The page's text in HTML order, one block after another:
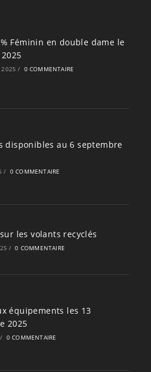
Féminin en double dame le
2025 / 0 COMMENTAIRE
disponibles au 6 septembre
/ 0 COMMENTAIRE
les volants recyclés
/ 0 COMMENTAIRE
équipements les 13
2025
/ 0 COMMENTAIRE